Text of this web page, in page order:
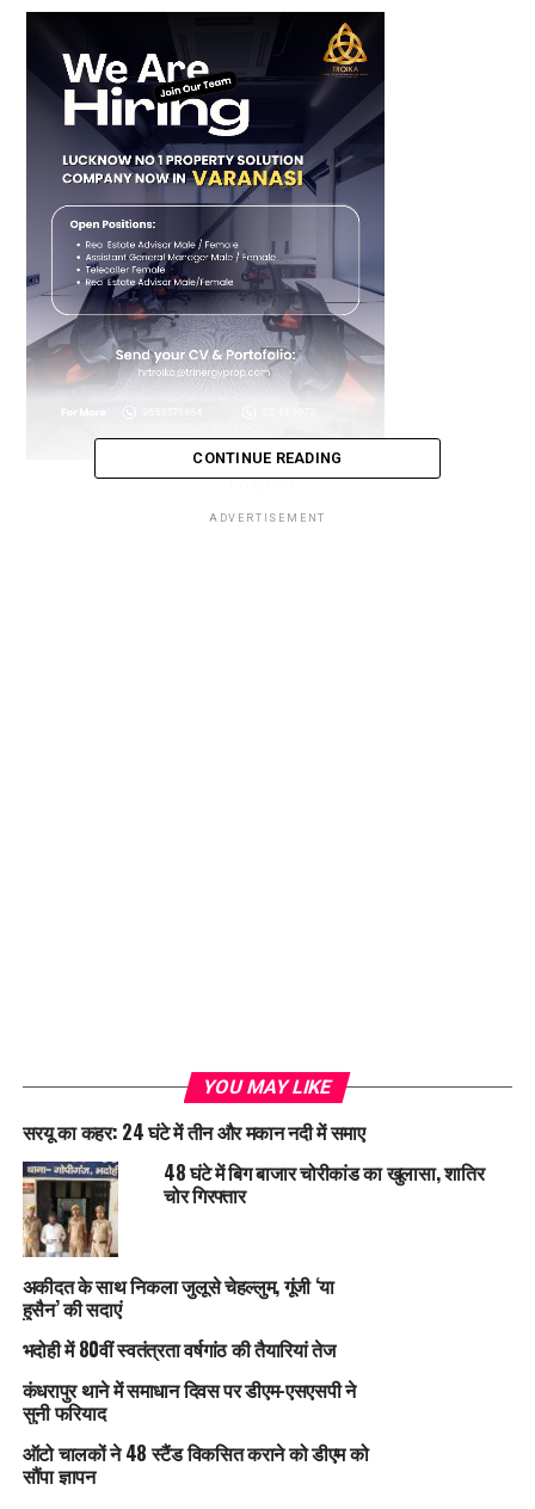
Loading...
CONTINUE READING
ADVERTISEMENT
YOU MAY LIKE
सरयू का कहर: 24 घंटे में तीन और मकान नदी में समाए
48 घंटे में बिग बाजार चोरीकांड का खुलासा, शातिर
चोर गिरफ्तार
अकीदत के साथ निकला जुलूसे चेहल्लुम, गूंजी ‘या
हुसैन’ की सदाएं
भदोही में 80वीं स्वतंत्रता वर्षगांठ की तैयारियां तेज
कंधरापुर थाने में समाधान दिवस पर डीएम-एसएसपी ने
सुनी फरियाद
ऑटो चालकों ने 48 स्टैंड विकसित कराने को डीएम को
सौंपा ज्ञापन